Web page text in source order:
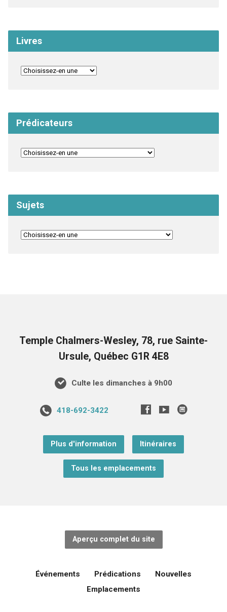
Livres
Prédicateurs
Sujets
Temple Chalmers-Wesley, 78, rue Sainte-
Ursule, Québec G1R 4E8
Culte les dimanches à 9h00
418-692-3422
Plus d'information Itinéraires
Tous les emplacements
Aperçu complet du site
Événements Prédications
Nouvelles
Emplacements